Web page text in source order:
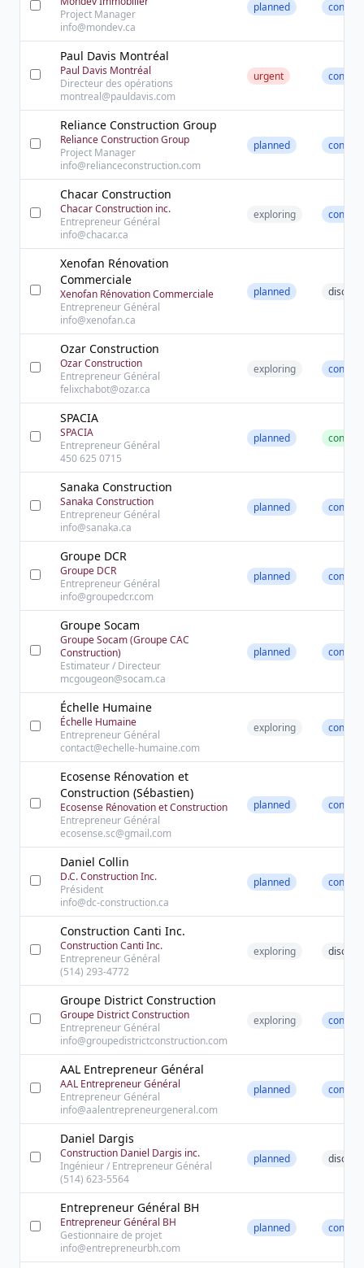
Project Manager
info@mondev.ca
planned
Paul Davis Montréal
Paul Davis Montréal
Directeur des opérations
montreal@pauldavis.com
urgent
Reliance Construction Group
Reliance Construction Group
Project Manager
info@relianceconstruction.com
planned
Chacar Construction
Chacar Construction inc.
Entrepreneur Général
info@chacar.ca
exploring
Xenofan Rénovation
Commerciale
Xenofan Rénovation Commerciale
Entrepreneur Général
info@xenofan.ca
planned
Ozar Construction
Ozar Construction
Entrepreneur Général
felixchabot@ozar.ca
exploring
SPACIA
SPACIA
Entrepreneur Général
450 625 0715
planned
Sanaka Construction
Sanaka Construction
Entrepreneur Général
info@sanaka.ca
planned
Groupe DCR
Groupe DCR
Entrepreneur Général
info@groupedcr.com
planned
Groupe Socam
Groupe Socam (Groupe CAC
Construction)
Estimateur / Directeur
mcgougeon@socam.ca
planned
Échelle Humaine
Échelle Humaine
Entrepreneur Général
contact@echelle-humaine.com
exploring
Ecosense Rénovation et
Construction (Sébastien)
Ecosense Rénovation et Construction
Entrepreneur Général
ecosense.sc@gmail.com
planned
Daniel Collin
D.C. Construction Inc.
Président
info@dc-construction.ca
planned
Construction Canti Inc.
Construction Canti Inc.
Entrepreneur Général
(514) 293-4772
exploring
Groupe District Construction
Groupe District Construction
Entrepreneur Général
info@groupedistrictconstruction.com
exploring
AAL Entrepreneur Général
AAL Entrepreneur Général
Entrepreneur Général
info@aalentrepreneurgeneral.com
planned
Daniel Dargis
Construction Daniel Dargis inc.
Ingénieur / Entrepreneur Général
(514) 623-5564
planned
Entrepreneur Général BH
Entrepreneur Général BH
Gestionnaire de projet
info@entrepreneurbh.com
planned